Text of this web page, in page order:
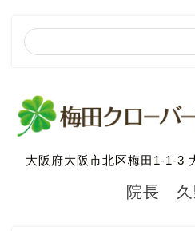
大阪府大阪市北区梅田1-1-3
院長 久